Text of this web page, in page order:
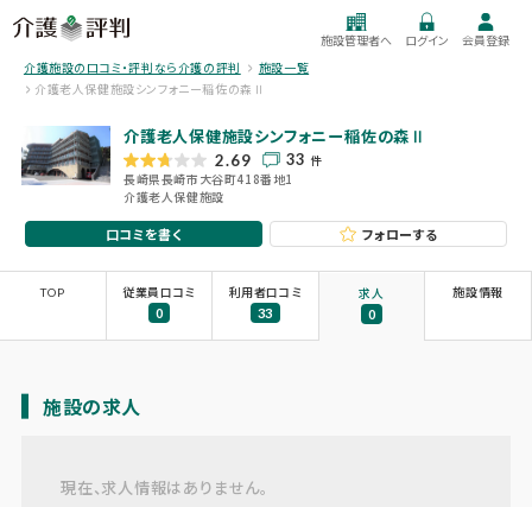
施設管理者へ ログイン
会員登録
介護施設の口コミ・評判なら介護の評判
施設一覧
介護老人保健施設シンフォニー稲佐の森Ⅱ
介護老人保健施設シンフォニー稲佐の森Ⅱ
2.69
33 件
長崎県長崎市大谷町418番地1
介護老人保健施設
口コミを書く フォローする
TOP 従業員口コミ
0
利用者口コミ
33
求人
0
施設情報
施設の求人
現在、求人情報はありません。